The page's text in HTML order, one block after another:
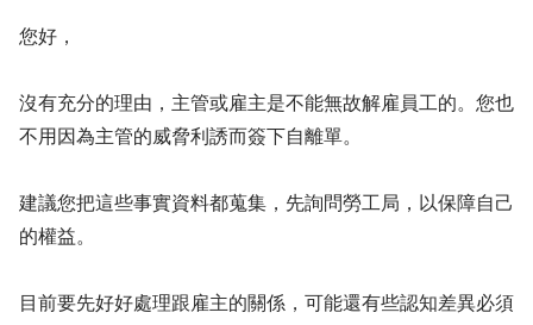
您好，
沒有充分的理由，主管或雇主是不能無故解雇員工的。您也
不用因為主管的威脅利誘而簽下自離單。
建議您把這些事實資料都蒐集，先詢問勞工局，以保障自己
的權益。
目前要先好好處理跟雇主的關係，可能還有些認知差異必須